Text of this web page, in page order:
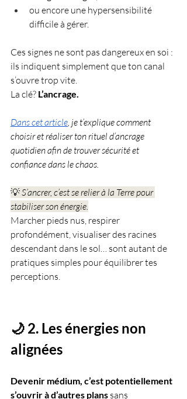
ou encore une hypersensibilité
difficile à gérer.
Ces signes ne sont pas dangereux en soi :
ils indiquent simplement que ton canal
s’ouvre trop vite.
La clé? L’ancrage.
Dans cet article , je t’explique comment
choisir et réaliser ton rituel d’ancrage
quotidien afin de trouver sécurité et
confiance dans le chaos.
💡 S’ancrer, c’est se relier à la Terre pour
stabiliser son énergie.
Marcher pieds nus, respirer
profondément, visualiser des racines
descendant dans le sol… sont autant de
pratiques simples pour équilibrer tes
perceptions.
🌙 2. Les énergies non
alignées
Devenir médium, c’est potentiellement
s’ouvrir à d’autres plans sans